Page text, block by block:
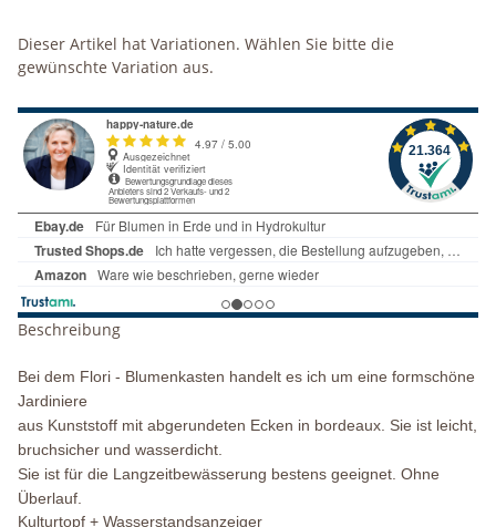
x
Dieser Artikel hat Variationen. Wählen Sie bitte die
gewünschte Variation aus.
Beschreibung
Bei dem Flori - Blumenkasten handelt es ich um eine formschöne
Jardiniere
aus Kunststoff mit abgerundeten Ecken in bordeaux . Sie ist leicht,
bruchsicher und wasserdicht.
Sie ist für die Langzeitbewässerung bestens geeignet. Ohne
Überlauf.
Kulturtopf + Wasserstandsanzeiger